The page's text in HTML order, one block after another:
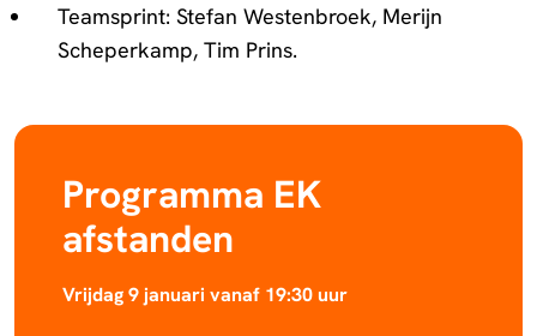
Teamsprint: Stefan Westenbroek, Merijn
Scheperkamp, Tim Prins.
Programma EK
afstanden
Vrijdag 9 januari vanaf 19:30 uur